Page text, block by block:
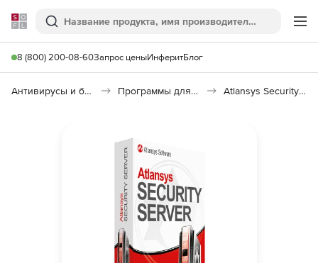
Softline
Поиск
8 (800) 200-08-60Запрос ценыИнферитБлог
Антивирусы и безопасность Программы для защиты информации Atlansys Security Server